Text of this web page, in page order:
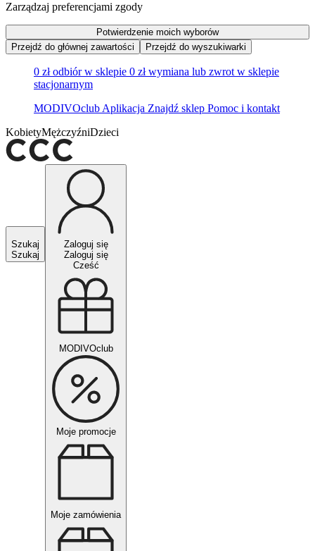
Zarządzaj preferencjami zgody
Potwierdzenie moich wyborów
Przejdź do głównej zawartości
Przejdź do wyszukiwarki
0 zł odbiór w sklepie 0 zł wymiana lub zwrot w sklepie
stacjonarnym
MODIVOclub Aplikacja Znajdź sklep Pomoc i kontakt
KobietyMężczyźniDzieci
Szukaj
Szukaj
Zaloguj się
Zaloguj się
Cześć
MODIVOclub
Moje promocje
Moje zamówienia